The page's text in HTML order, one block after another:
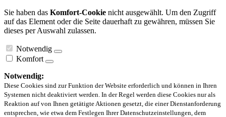
Sie haben das Komfort-Cookie nicht ausgewählt. Um den Zugriff
auf das Element oder die Seite dauerhaft zu gewähren, müssen Sie
dieses per Auswahl zulassen.
Notwendig
Komfort
Notwendig:
Diese Cookies sind zur Funktion der Website erforderlich und können in Ihren
Systemen nicht deaktiviert werden. In der Regel werden diese Cookies nur als
Reaktion auf von Ihnen getätigte Aktionen gesetzt, die einer Dienstanforderung
entsprechen, wie etwa dem Festlegen Ihrer Datenschutzeinstellungen, dem